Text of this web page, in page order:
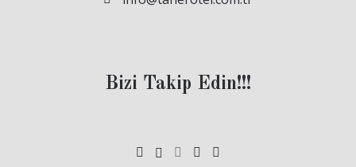
Bizi Takip Edin!!!